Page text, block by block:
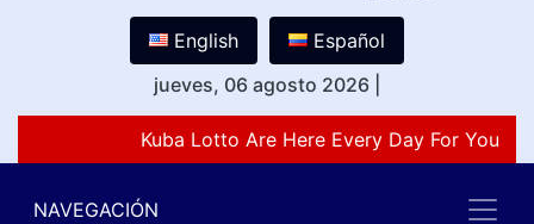
English
Español
jueves, 06 agosto 2026
Kuba Lotto Are Here Every Day For You
NAVEGACIÓN